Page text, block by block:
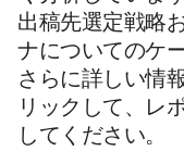
出稿先選定戦略
ナについてのケ
さらに詳しい情
リックして、レ
してください。